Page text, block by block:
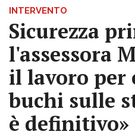
INTERVENTO
Sicurezza
l'assessora
il lavoro per
buchi sulle
è definitivo»